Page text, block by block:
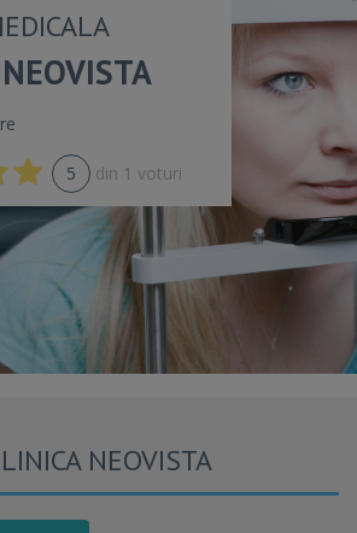
5 din 1 voturi
NEOVISTA